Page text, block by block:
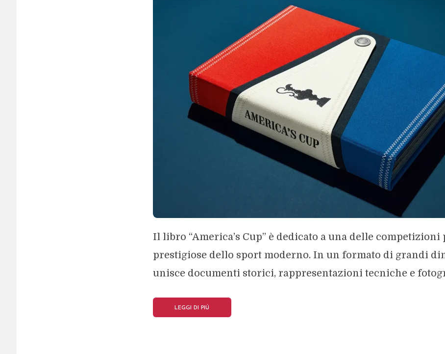
Il libro “America’s Cup” è dedicato a una delle competizioni
prestigiose dello sport moderno. In un formato di grandi
unisce documenti storici, rappresentazioni tecniche e
LEGGI DI PIÚ